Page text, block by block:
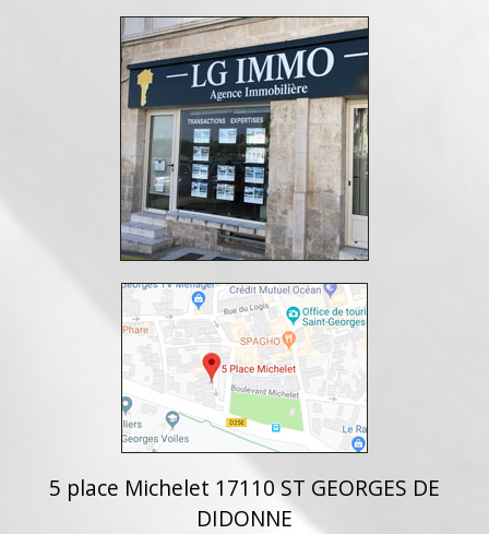
5 place Michelet 17110 ST GEORGES DE
DIDONNE